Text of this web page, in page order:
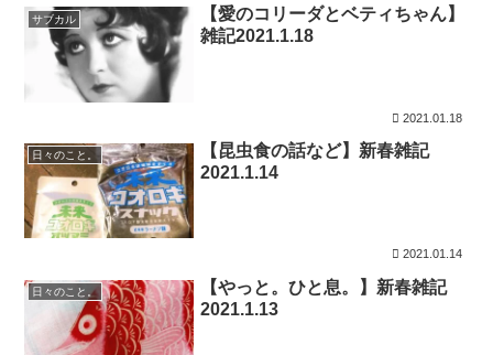
サブカル
【愛のコリーダとベティちゃん】
雑記2021.1.18
2021.01.18
日々のこと。
【昆虫食の話など】新春雑記
2021.1.14
2021.01.14
日々のこと。
【やっと。ひと息。】新春雑記
2021.1.13